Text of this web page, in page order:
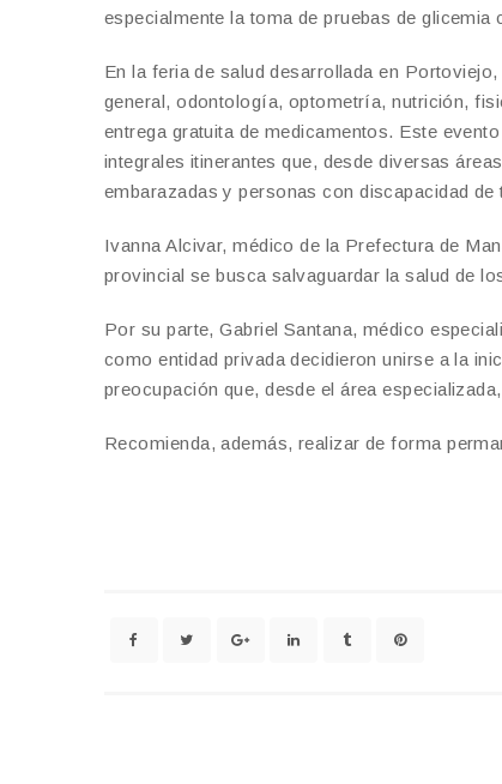
especialmente la toma de pruebas de
En la feria de salud desarrollada en
general, odontología, optometría, nutrición,
entrega gratuita de medicamentos. Este
integrales itinerantes que, desde diversas
embarazadas y personas con discapacidad de
Ivanna Alcivar, médico de la Prefectura de
provincial se busca salvaguardar la salud de
Por su parte, Gabriel Santana, médico
como entidad privada decidieron unirse a la
preocupación que, desde el área
Recomienda, además, realizar de forma